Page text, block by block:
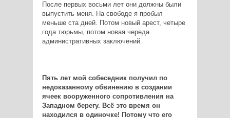
После первых восьми лет они должны были
выпустить меня. На свободе я пробыл
меньше ста дней. Потом новый арест, четыре
года тюрьмы, потом новая череда
административных заключений.
Пять лет мой собеседник получил по
недоказанному обвинению в создании
ячеек вооруженного сопротивления на
Западном берегу. Всё это время он
находился в одиночке! Потому что его